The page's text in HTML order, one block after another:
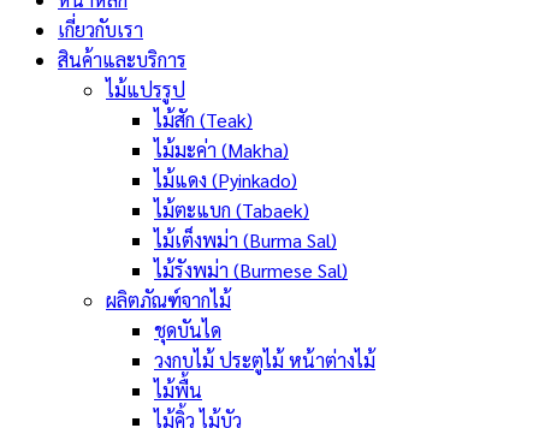
เกี่ยวกับเรา
สินค้าและบริการ
ไม้แปรรูป
ไม้สัก (Teak)
ไม้มะค่า (Makha)
ไม้แดง (Pyinkado)
ไม้ตะแบก (Tabaek)
ไม้เต็งพม่า (Burma Sal)
ไม้รังพม่า (Burmese Sal)
ผลิตภัณฑ์จากไม้
ชุดบันได
วงกบไม้ ประตูไม้ หน้าต่างไม้
ไม้พื้น
ไม้คิ้ว ไม้บัว